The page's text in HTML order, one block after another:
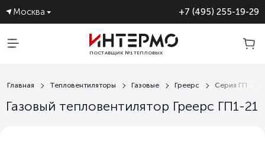
Москва +7 (495) 255-19-29
ПОСТАВЩИК №1 ТЕПЛОВЫХ
Главная Тепловентиляторы Газовые Греерс Серия ГП
Газовый тепловентилятор Греерс ГП1-21